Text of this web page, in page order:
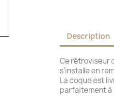
Description
Ce rétroviseur
s’installe en
La coque est
parfaitement à